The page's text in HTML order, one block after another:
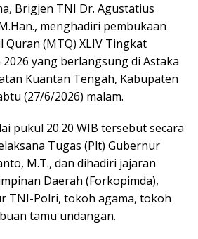
Brigjen TNI Dr. Agustatius
menghadiri pembukaan
Quran (MTQ) XLIV Tingkat
yang berlangsung di Astaka
Kuantan Tengah, Kabupaten
(27/6/2026) malam.
pukul 20.20 WIB tersebut secara
Tugas (Plt) Gubernur
M.T., dan dihadiri jajaran
Daerah (Forkopimda),
TNI-Polri, tokoh agama, tokoh
tamu undangan.